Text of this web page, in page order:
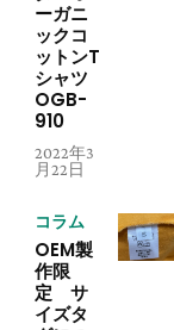
ーガニ
ックコ
ットンT
シャツ
OGB-
910
2022年3
月22日
コラム
OEM製
作限
定 サ
イズタ